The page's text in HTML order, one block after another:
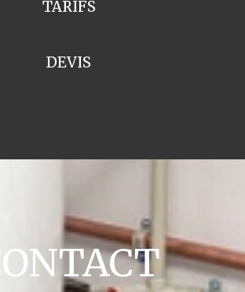
TARIFS
DEVIS
CONTACT